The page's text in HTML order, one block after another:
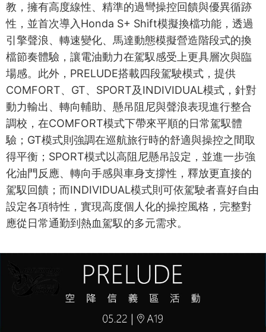
教，擁有高度線性、精準的過彎操控回饋與優異循跡
性，並首次導入Honda S+ Shift模擬換檔功能，透過
引擎聲浪、轉速變化、馬達動態模擬營造階段式的換
檔節奏體驗，讓電油動力在駕馭感受上更具層次與臨
場感。此外，PRELUDE搭載四段駕駛模式，提供
COMFORT、GT、SPORT及INDIVIDUAL模式，針對
動力輸出、轉向輔助、懸吊阻尼與聲浪表現進行整合
調校，在COMFORT模式下帶來平順的日常駕馭體
驗；GT模式則強調在巡航旅行時的舒適與操控之間取
得平衡；SPORT模式以高阻尼懸吊設定，並進一步強
化油門反應、轉向手感與車身支撐性，釋放更直接的
駕馭回饋；而INDIVIDUAL模式則可依駕駛者喜好自由
設定各項特性，實現高度個人化的操控風格，完整對
應從日常通勤到熱血駕馭的多元需求。